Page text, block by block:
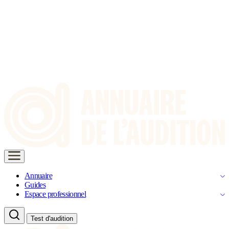
Annuaire
Guides
Espace professionnel
Test d'audition